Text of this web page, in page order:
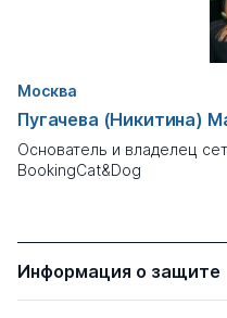
Москва
Пугачева (Никитина)
Основатель и владелец
BookingCat&Dog
Информация о защите